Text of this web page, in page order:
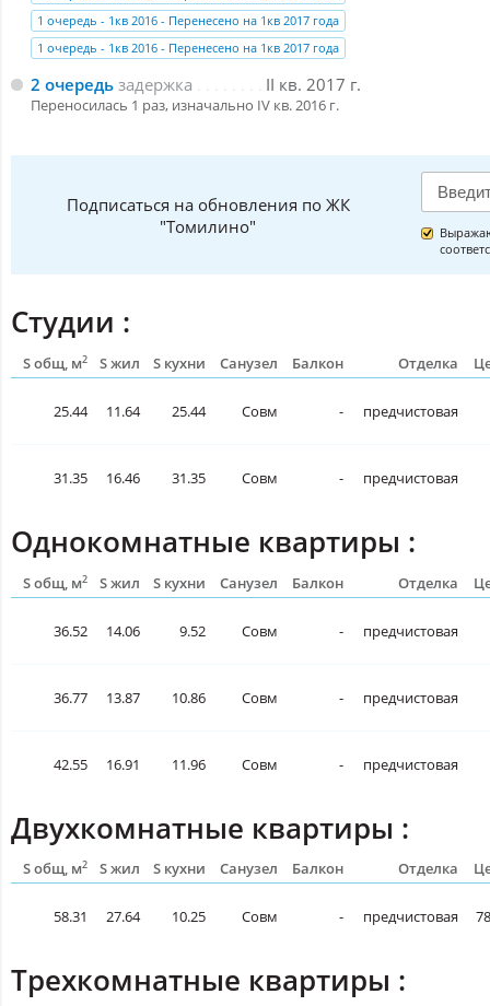
1 очередь - 1кв 2016 - Перенесено на 1кв 2017 года
1 очередь - 1кв 2016 - Перенесено на 1кв 2017 года
II кв. 2017 г.
2 очередь задержка
Переносилась 1 раз, изначально IV кв. 2016 г.
Подписаться на обновления по ЖК
"Томилино"
Студии :
S общ, м2 S жил S кухни Санузел Балкон Отделка
25.44 11.64 25.44 Совм - предчистовая
31.35 16.46 31.35 Совм - предчистовая
Однокомнатные квартиры :
S общ, м2 S жил S кухни Санузел Балкон Отделка
36.52 14.06 9.52 Совм - предчистовая
36.77 13.87 10.86 Совм - предчистовая
42.55 16.91 11.96 Совм - предчистовая
Двухкомнатные квартиры :
S общ, м2 S жил S кухни Санузел Балкон Отделка
58.31 27.64 10.25 Совм - предчистовая
Трехкомнатные квартиры :